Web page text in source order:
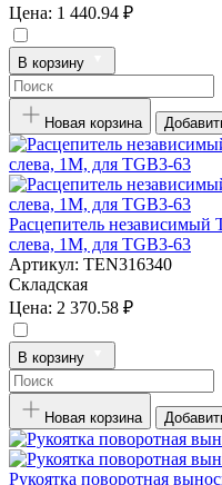
Цена: 1 440.94 ₽
В корзину
Новая корзина
Расцепитель
слева, 1M, для TGB3-63
Артикул: TEN316340
Складская
Цена: 2 370.58 ₽
В корзину
Новая корзина
Рукоятка поворотная